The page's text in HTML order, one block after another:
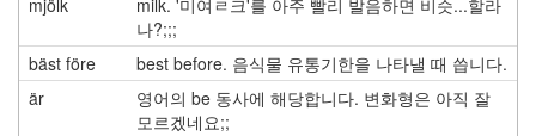
mjölk
milk. '미여ㄹ크'를 아주 빨리 발음하면 비슷...할라
나?;;;
bäst före
best before. 음식물 유통기한을 나타낼 때 씁니다.
är
영어의 be 동사에 해당합니다. 변화형은 아직 잘
모르겠네요;;